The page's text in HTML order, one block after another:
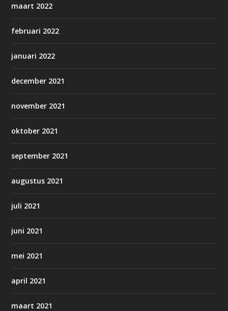
maart 2022
februari 2022
januari 2022
december 2021
november 2021
oktober 2021
september 2021
augustus 2021
juli 2021
juni 2021
mei 2021
april 2021
maart 2021